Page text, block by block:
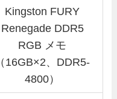
Kingston FURY
Renegade DDR5
RGB メモ
（16GB×2、DDR5-
4800）